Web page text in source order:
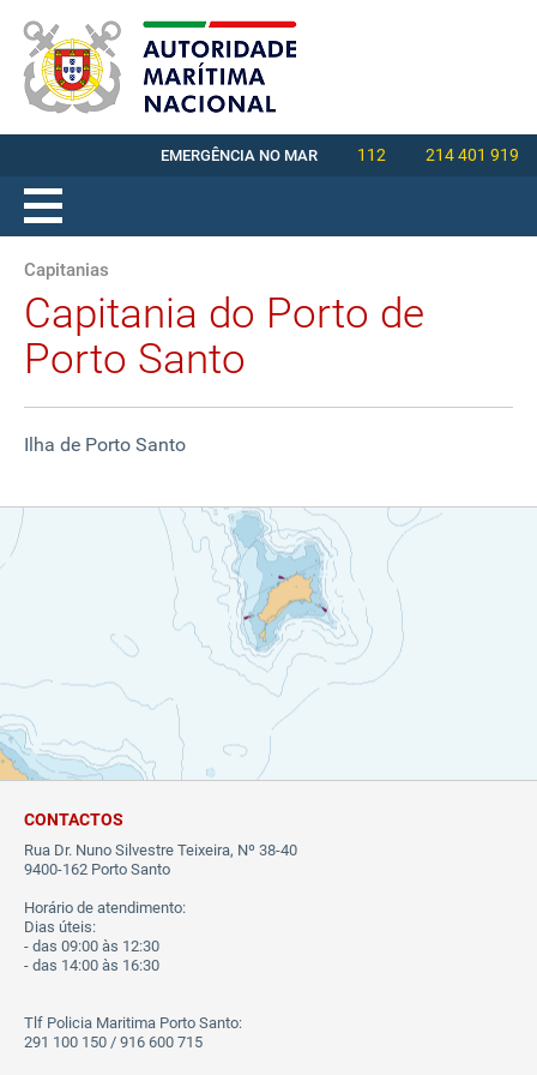
EMERGÊNCIA NO MAR 112 214 401 919
Capitanias
Capitania do Porto de
Porto Santo
Ilha de Porto Santo
CONTACTOS
Rua Dr. Nuno Silvestre Teixeira, Nº 38-40
9400-162 Porto Santo
Horário de atendimento:
Dias úteis:
- das 09:00 às 12:30
- das 14:00 às 16:30
Tlf Policia Maritima Porto Santo:
291 100 150 / 916 600 715